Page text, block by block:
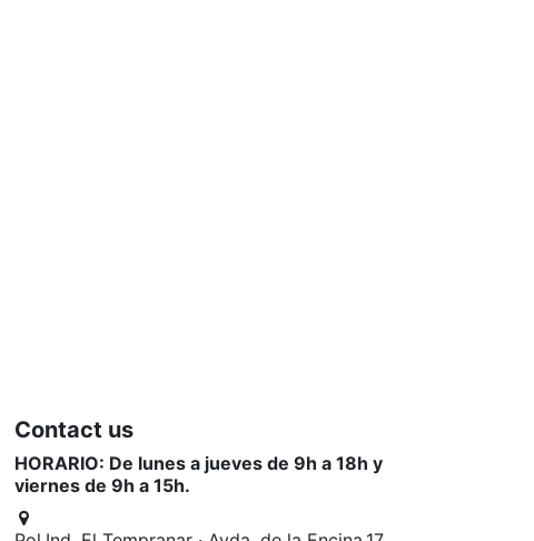
Contact us
HORARIO: De lunes a jueves de 9h a 18h y
viernes de 9h a 15h.